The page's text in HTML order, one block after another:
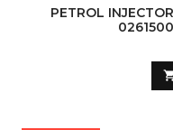
PETROL